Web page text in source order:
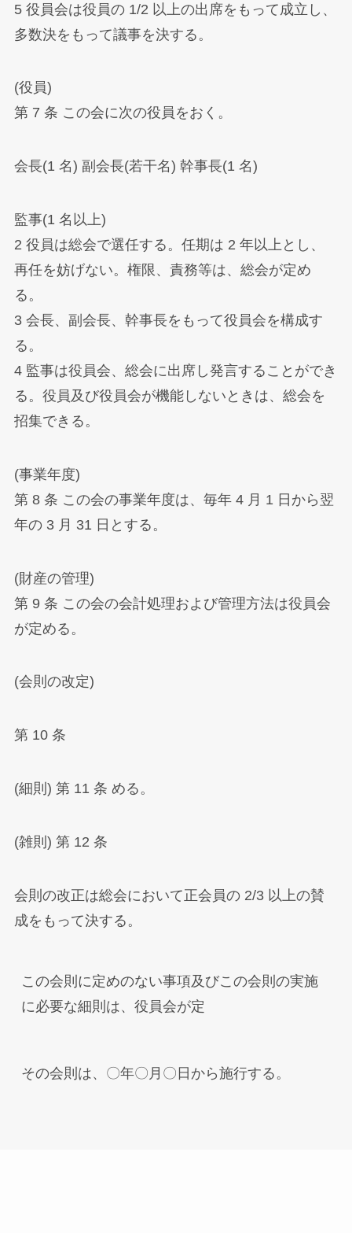
5 役員会は役員の 1/2 以上の出席をもって成立し、
多数決をもって議事を決する。
(役員)
第 7 条 この会に次の役員をおく。
会長(1 名) 副会長(若干名) 幹事長(1 名)
監事(1 名以上)
2 役員は総会で選任する。任期は 2 年以上とし、
再任を妨げない。権限、責務等は、総会が定め
る。
3 会長、副会長、幹事長をもって役員会を構成す
る。
4 監事は役員会、総会に出席し発言することができ
る。役員及び役員会が機能しないときは、総会を
招集できる。
(事業年度)
第 8 条 この会の事業年度は、毎年 4 月 1 日から翌
年の 3 月 31 日とする。
(財産の管理)
第 9 条 この会の会計処理および管理方法は役員会
が定める。
(会則の改定)
第 10 条
(細則) 第 11 条 める。
(雑則) 第 12 条
会則の改正は総会において正会員の 2/3 以上の賛
成をもって決する。
この会則に定めのない事項及びこの会則の実施